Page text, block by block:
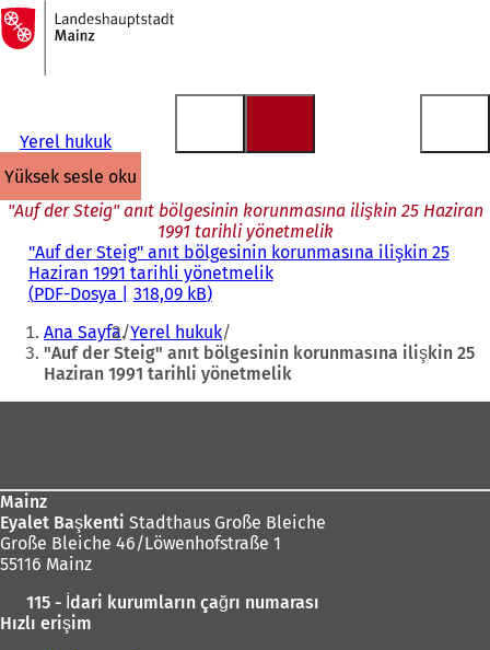
İçeriğe atla
Ana
sayfaya
Yerel hukuk
yüksek sesle oku
"Auf der Steig" anıt bölgesinin korunmasına ilişkin 25 Haziran
1991 tarihli yönetmelik
"Auf der Steig" anıt bölgesinin korunmasına ilişkin 25
Haziran 1991 tarihli yönetmelik
PDF-Dosya 318,09 kB
Buradasınız:
Ana Sayfa Yerel hukuk
"Auf der Steig" anıt bölgesinin korunmasına ilişkin 25
Haziran 1991 tarihli yönetmelik
Mainz
Eyalet Başkenti Stadthaus Große Bleiche
Große Bleiche 46/Löwenhofstraße 1
55116 Mainz
115 - İdari kurumların çağrı numarası
Hızlı erişim